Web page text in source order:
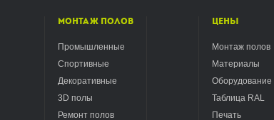
Монтаж полов
Промышленные
Спортивные
Декоративные
3D полы
Ремонт полов
Цены
Монтаж полов
Материалы
Оборудование
Таблица RAL
Печать